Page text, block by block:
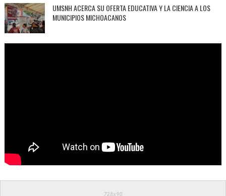
UMSNH ACERCA SU OFERTA EDUCATIVA Y LA CIENCIA A LOS
MUNICIPIOS MICHOACANOS